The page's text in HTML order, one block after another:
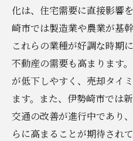
化は、住宅需要に直接影響
崎市では製造業や農業が基
これらの業種が好調な時期
不動産の需要も高まります
が低下しやすく、売却タイ
ます。また、伊勢崎市では
交通の改善が進行中であり
らに高まることが期待され